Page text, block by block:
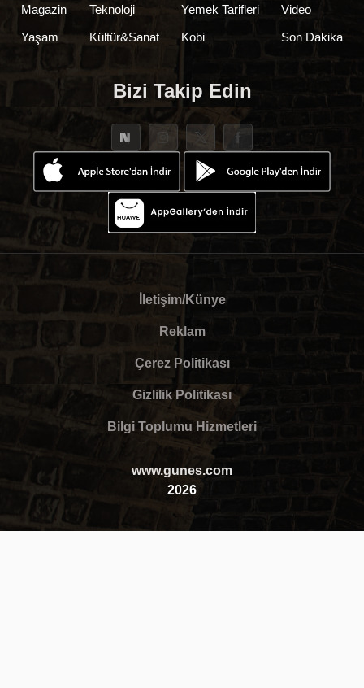
Magazin
Yaşam
Teknoloji
Kültür&Sanat
Yemek Tarifleri
Kobi
Video
Son Dakika
Bizi Takip Edin
İletişim/Künye
Reklam
Çerez Politikası
Gizlilik Politikası
Bilgi Toplumu Hizmetleri
www.gunes.com
2026